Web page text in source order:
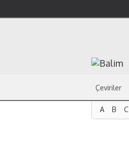
Çeviriler
A B C